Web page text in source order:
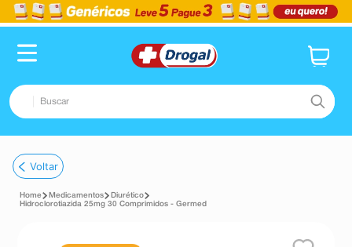
Buscar
1º fralda
2º dipirona
Voltar
Medicamentos
Diurético
Hidroclorotiazida 25mg 30 Comprimidos - Germed